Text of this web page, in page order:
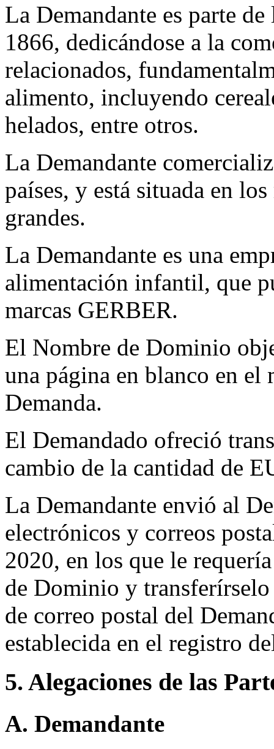
La Demandante es parte
1866, dedicándose a la
relacionados,
alimento, incluyendo
helados, entre otros.
La Demandante
países, y está situada en
grandes.
La Demandante es una
alimentación infantil, que
marcas GERBER.
El Nombre de Dominio
una página en blanco en el
Demanda.
El Demandado ofreció
cambio de la cantidad de
La Demandante envió al
electrónicos y correos
2020, en los que le
de Dominio y
de correo postal del
establecida en el registro
5. Alegaciones de las
A. Demandante